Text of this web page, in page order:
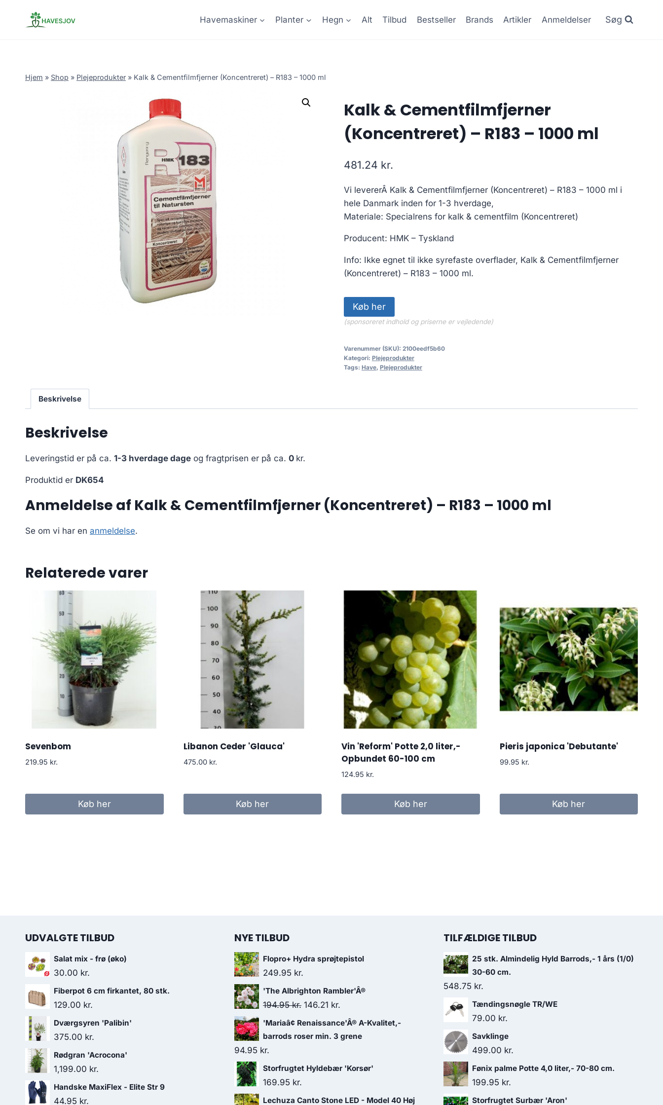
Havemaskiner Planter Hegn Alt Tilbud Bestseller Brands Artikler Anmeldelser Søg
Hjem » Shop » Plejeprodukter » Kalk & Cementfilmfjerner (Koncentreret) – R183 – 1000 ml
Kalk & Cementfilmfjerner
(Koncentreret) – R183 – 1000 ml
481.24 kr.
Vi levererÂ Kalk & Cementfilmfjerner (Koncentreret) – R183 – 1000 ml i
hele Danmark inden for 1-3 hverdage,
Materiale: Specialrens for kalk & cementfilm (Koncentreret)
Producent: HMK – Tyskland
Info: Ikke egnet til ikke syrefaste overflader, Kalk & Cementfilmfjerner
(Koncentreret) – R183 – 1000 ml.
Køb her
(sponsoreret indhold og priserne er vejledende)
Varenummer (SKU): 2100eedf5b60
Kategori: Plejeprodukter
Tags: Have, Plejeprodukter
Beskrivelse
Beskrivelse
Leveringstid er på ca. 1-3 hverdage dage og fragtprisen er på ca. 0 kr.
Produktid er DK654
Anmeldelse af Kalk & Cementfilmfjerner (Koncentreret) – R183 – 1000 ml
Se om vi har en anmeldelse.
Relaterede varer
Sevenbom
219.95 kr.
Køb her
Libanon Ceder 'Glauca'
475.00 kr.
Køb her
Vin 'Reform' Potte 2,0 liter,-
Opbundet 60-100 cm
124.95 kr.
Køb her
Pieris japonica 'Debutante'
99.95 kr.
Køb her
UDVALGTE TILBUD
Salat mix - frø (øko)
30.00 kr.
Fiberpot 6 cm firkantet, 80 stk.
129.00 kr.
Dværgsyren 'Palibin'
375.00 kr.
Rødgran 'Acrocona'
1,199.00 kr.
Handske MaxiFlex - Elite Str 9
44.95 kr.
NYE TILBUD
Flopro+ Hydra sprøjtepistol
249.95 kr.
'The Albrighton Rambler'Â®
194.95kr. Den
oprindelige
pris
194.95 kr..
146.21 kr.
aktuelle
pris
146.21 kr..
'Mariaâ¢ Renaissance'Â® A-Kvalitet,-
barrods roser min. 3 grene
94.95 kr.
Storfrugtet Hyldebær 'Korsør'
169.95 kr.
Lechuza Canto Stone LED - Model 40 Høj
TILFÆLDIGE TILBUD
25 stk. Almindelig Hyld Barrods,- 1 års (1/0)
30-60 cm.
548.75 kr.
Tændingsnøgle TR/WE
79.00 kr.
Savklinge
499.00 kr.
Fønix palme Potte 4,0 liter,- 70-80 cm.
199.95 kr.
Storfrugtet Surbær 'Aron'